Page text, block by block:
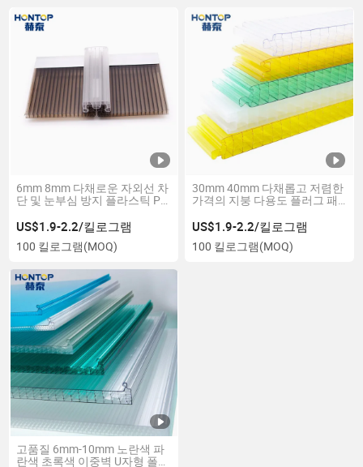
6mm 8mm 다채로운 자외선 차
단 및 눈부심 방지 플라스틱 PC
US$1.9-2.2/킬로그램
100 킬로그램(MOQ)
30mm 40mm 다채롭고 저렴한
가격의 지붕 다용도 플러그 패
US$1.9-2.2/킬로그램
100 킬로그램(MOQ)
고품질 6mm-10mm 노란색 파
란색 초록색 이중벽 U자형 폴리